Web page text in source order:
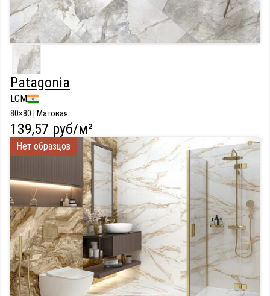
Patagonia
LCM
80×80 | Матовая
139,57 руб/м²
Нет образцов